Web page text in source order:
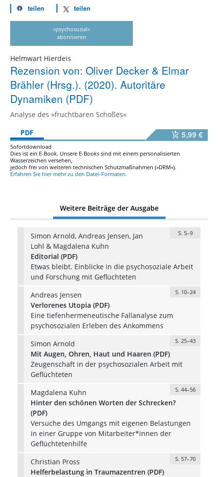
teilen teilen
»psychosozial«
abonnieren
Helmwart Hierdeis
Rezension von: Oliver Decker & Elmar
Brähler (Hrsg.). (2020). Autoritäre
Dynamiken (PDF)
Analyse des »fruchtbaren Schoßes«
PDF
5,99 €
Sofortdownload
Dies ist ein E-Book. Unsere E-Books sind mit einem personalisierten
Wasserzeichen versehen,
jedoch frei von weiteren technischen Schutzmaßnahmen (»DRM«).
Erfahren Sie hier mehr zu den Datei-Formaten.
Weitere Beiträge der Ausgabe
Simon Arnold, Andreas Jensen, Jan
Lohl & Magdalena Kuhn
S. 5–9
Editorial (PDF)
Etwas bleibt. Einblicke in die psychosoziale Arbeit
und Forschung mit Geflüchteten
Andreas Jensen
S. 10–24
Verlorenes Utopia (PDF)
Eine tiefenhermeneutische Fallanalyse zum
psychosozialen Erleben des Ankommens
Simon Arnold
S. 25–43
Mit Augen, Ohren, Haut und Haaren (PDF)
Zeugenschaft in der psychosozialen Arbeit mit
Geflüchteten
Magdalena Kuhn
S. 44–56
Hinter den schönen Worten der Schrecken?
(PDF)
Versuche des Umgangs mit eigenen Belastungen
in einer Gruppe von Mitarbeiter*innen der
Geflüchtetenhilfe
Christian Pross
S. 57–70
Helferbelastung in Traumazentren (PDF)